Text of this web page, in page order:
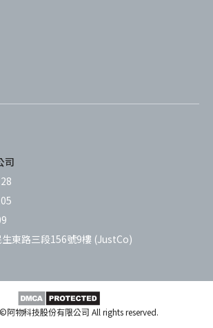
司
東路三段156號9樓 (JustCo)
物科技股份有限公司 All rights reserved.